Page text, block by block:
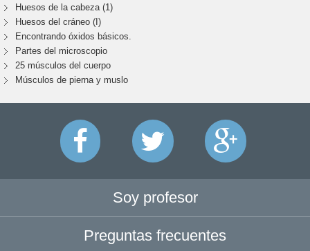
Huesos de la cabeza (1)
Huesos del cráneo (I)
Encontrando óxidos básicos.
Partes del microscopio
25 músculos del cuerpo
Músculos de pierna y muslo
Soy profesor
Preguntas frecuentes